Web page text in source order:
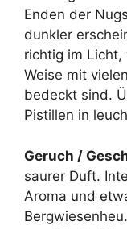
Enden der
dunkler
richtig im
Weise mit
bedeckt sind.
Pistillen in
Geruch /
saurer Duft.
Aroma und